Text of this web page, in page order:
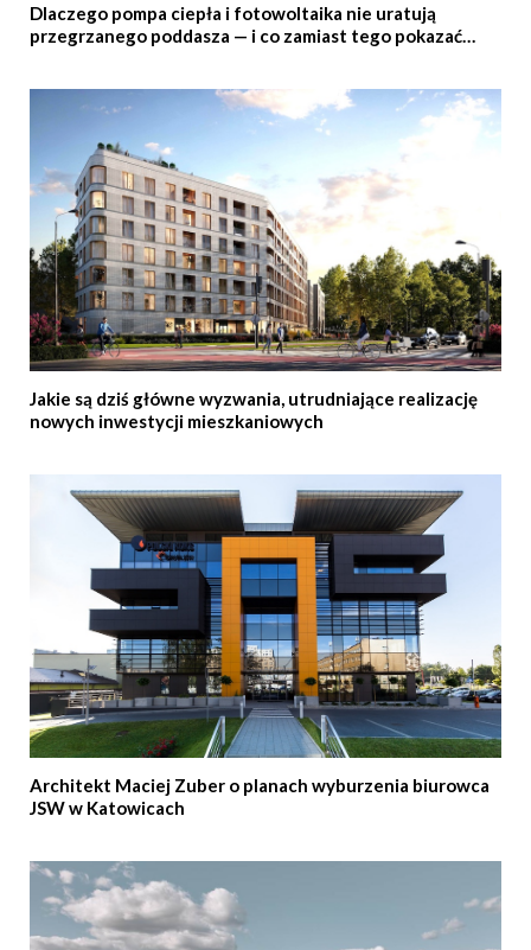
Dlaczego pompa ciepła i fotowoltaika nie uratują
przegrzanego poddasza — i co zamiast tego pokazać
Jakie są dziś główne wyzwania, utrudniające realizację
nowych inwestycji mieszkaniowych
Architekt Maciej Zuber o planach wyburzenia biurowca
JSW w Katowicach